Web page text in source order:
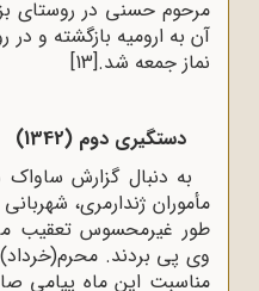
مرحوم حسنی در روستاى
آن به ارومیه بازگشته و در
نماز جمعه شد.[13]
دستگیرى دوم (1342)
مأموران ژندارمرى،
طور غیرمحسوس تعقیب
مناسبت این ماه پیامى